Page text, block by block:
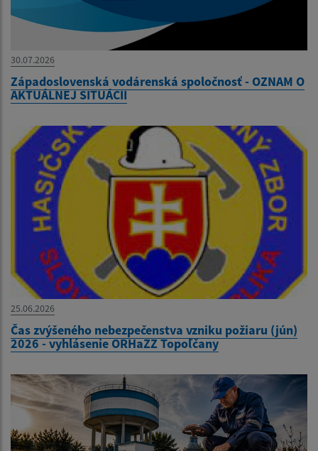
30.07.2026
Západoslovenská vodárenská spoločnosť - OZNAM O
AKTUÁLNEJ SITUÁCII
25.06.2026
Čas zvýšeného nebezpečenstva vzniku požiaru (jún)
2026 - vyhlásenie ORHaZZ Topoľčany